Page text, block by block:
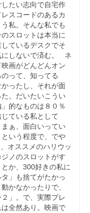
たい志向で自宅作
スコードのあるカ
私。そんな私でも
スロットは本当に
ているデスクでそ
にしないで済む。 ネ
画がどんどんオン
って、知ってる
ったし、それが面
。だいたいこうい
的なものは８０％
ている私として
ぁ、面白いってい
いう程度で、でや
オススメのハリウッ
ノのスロットがす
か、300好きの私に
」も捨てがたかっ
かなかったりで、
」。で、実際プレ
全然あり。映画で